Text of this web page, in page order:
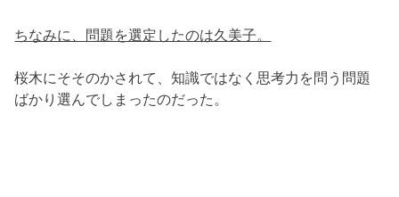
ちなみに、問題を選定したのは久美子。
桜木にそそのかされて、知識ではなく思考力を問う問題
ばかり選んでしまったのだった。